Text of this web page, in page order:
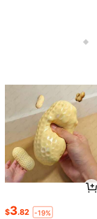
$3.82 -19%